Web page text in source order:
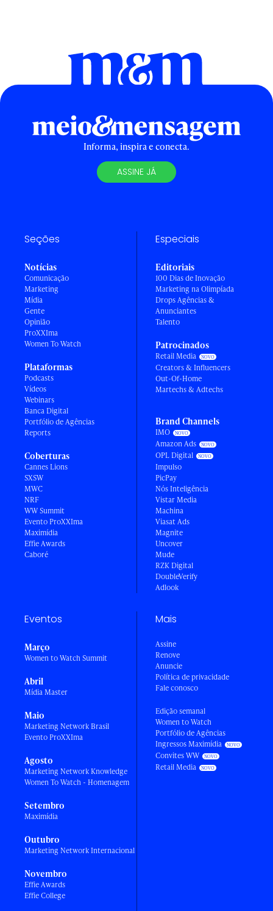
Informa, inspira e conecta.
ASSINE JÁ
Seções
Notícias
Comunicação
Marketing
Mídia
Gente
Opinião
ProXXIma
Women To Watch
Plataformas
Podcasts
Vídeos
Webinars
Banca Digital
Portfólio de Agências
Reports
Coberturas
Cannes Lions
SXSW
MWC
NRF
WW Summit
Evento ProXXIma
Maximídia
Effie Awards
Caboré
Especiais
Editoriais
100 Dias de Inovação
Marketing na Olimpíada
Drops Agências &
Anunciantes
Talento
Patrocinados
Retail Media
Creators & Influencers
Out-Of-Home
Martechs & Adtechs
Brand Channels
IMO
Amazon Ads
OPL Digital
Impulso
PicPay
Nós Inteligência
Vistar Media
Machina
Viasat Ads
Magnite
Uncover
Mude
RZK Digital
DoubleVerify
Adlook
Eventos
Março
Women to Watch Summit
Abril
Mídia Master
Maio
Marketing Network Brasil
Evento ProXXIma
Agosto
Marketing Network Knowledge
Women To Watch - Homenagem
Setembro
Maximídia
Outubro
Marketing Network Internacional
Novembro
Effie Awards
Effie College
Mais
Assine
Renove
Anuncie
Política de privacidade
Fale conosco
Edição semanal
Women to Watch
Portfólio de Agências
Ingressos Maximídia
Convites WW
Retail Media